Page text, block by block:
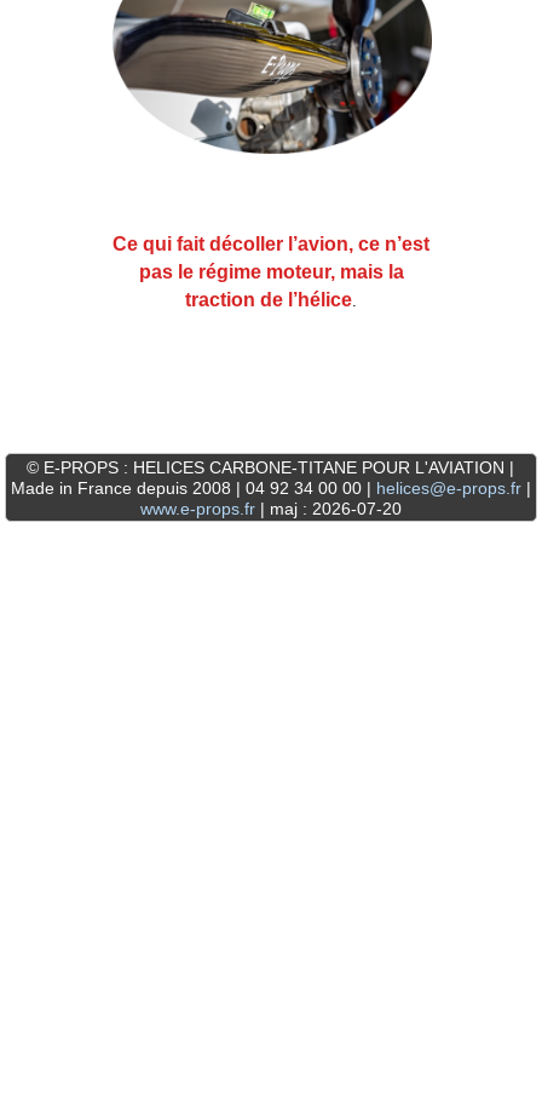
Ce qui fait décoller l’avion, ce n’est
pas le régime moteur, mais la
traction de l’hélice.
© E-PROPS : HELICES CARBONE-TITANE POUR L'AVIATION |
Made in France depuis 2008 | 04 92 34 00 00 | helices@e-props.fr|
www.e-props.fr| maj : 2026-07-20